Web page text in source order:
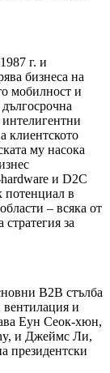
г. и
бизнеса на
мобилност и
клиентското
му насока
и D2C
потенциал в
– всяка от
за
B2B стълба
и
Еун Сеок-хюн,
и Джеймс Ли,
президентски